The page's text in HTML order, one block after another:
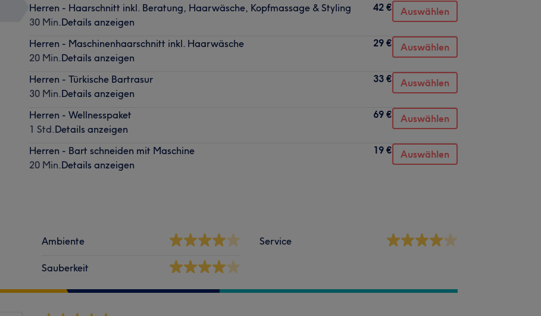
Herren - Haarschnitt inkl. Beratung, Haarwäsche, Kopfmassage & Styling
30 Min.Details anzeigen
42 € Auswählen
Herren - Maschinenhaarschnitt inkl. Haarwäsche
20 Min.Details anzeigen
29 € Auswählen
Herren - Türkische Bartrasur
30 Min.Details anzeigen
33 € Auswählen
Herren - Wellnesspaket
1 Std.Details anzeigen
69 € Auswählen
Herren - Bart schneiden mit Maschine
20 Min.Details anzeigen
19 € Auswählen
Ambiente
Sauberkeit
Service